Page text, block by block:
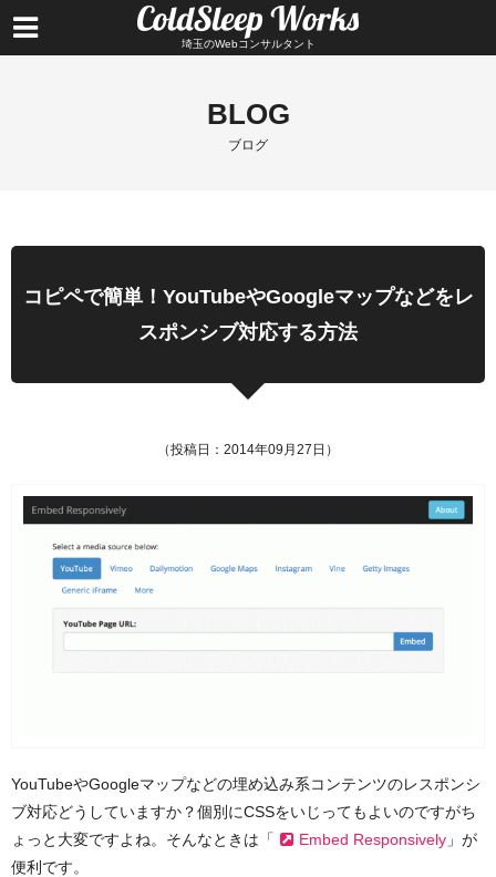
埼玉のWebコンサルタント
BLOG
ブログ
コピペで簡単！YouTubeやGoogleマップなどをレ
スポンシブ対応する方法
（投稿日：2014年09月27日）
YouTubeやGoogleマップなどの埋め込み系コンテンツのレスポンシ
ブ対応どうしていますか？個別にCSSをいじってもよいのですがち
ょっと大変ですよね。そんなときは「
Embed Responsively 」が
便利です。